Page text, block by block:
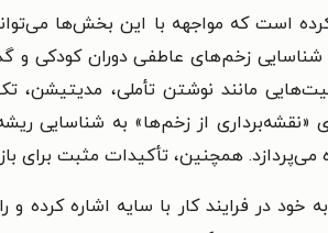
کرده است که مواجهه با این بخش‌ها
شناسایی زخم‌های عاطفی دوران کودکی و
مانند نوشتن تأملی، مدیتیشن،
«نقشه‌برداری از زخم‌ها» به شناسایی
همچنین، تأکیدات مثبت برای
در فرایند کار با سایه اشاره کرده و